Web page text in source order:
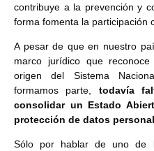
contribuye a la prevención y
forma fomenta la participación
A pesar de que en nuestro
marco jurídico que
origen del Sistema
formamos parte, todavía
consolidar un Estado
protección de datos
Sólo por hablar de uno de